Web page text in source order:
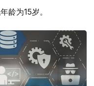
龄为15岁。